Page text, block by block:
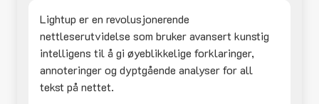
Lightup er en revolusjonerende
nettleserutvidelse som bruker avansert kunstig
intelligens til å gi øyeblikkelige forklaringer,
annoteringer og dyptgående analyser for all
tekst på nettet.